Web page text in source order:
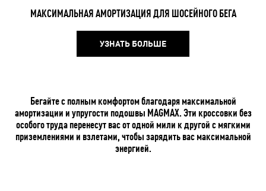
МАКСИМАЛЬНАЯ АМОРТИЗАЦИЯ ДЛЯ ШОСЕЙНОГО БЕГА
УЗНАТЬ БОЛЬШЕ
Бегайте с полным комфортом благодаря максимальной
амортизации и упругости подошвы MAGMAX. Эти кроссовки без
особого труда перенесут вас от одной мили к другой с мягкими
приземлениями и взлетами, чтобы зарядить вас максимальной
энергией.